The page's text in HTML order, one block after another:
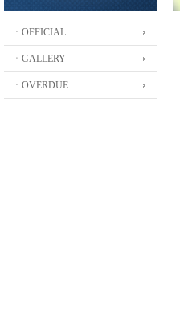
ㆍOFFICIAL
ㆍGALLERY
ㆍOVERDUE